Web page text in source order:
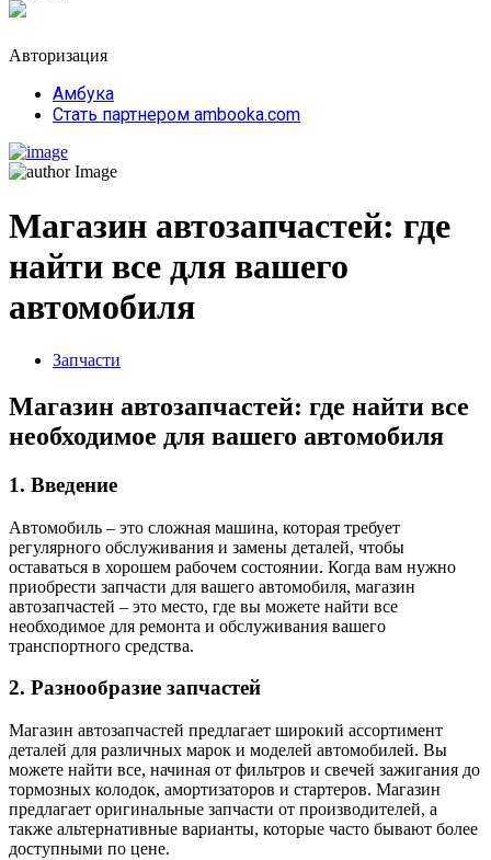
Авторизация
Амбука
Стать партнером ambooka.com
Магазин автозапчастей: где
найти все для вашего
автомобиля
Запчасти
Магазин автозапчастей: где найти все
необходимое для вашего автомобиля
1. Введение
Автомобиль – это сложная машина, которая требует
регулярного обслуживания и замены деталей, чтобы
оставаться в хорошем рабочем состоянии. Когда вам нужно
приобрести запчасти для вашего автомобиля, магазин
автозапчастей – это место, где вы можете найти все
необходимое для ремонта и обслуживания вашего
транспортного средства.
2. Разнообразие запчастей
Магазин автозапчастей предлагает широкий ассортимент
деталей для различных марок и моделей автомобилей. Вы
можете найти все, начиная от фильтров и свечей зажигания до
тормозных колодок, амортизаторов и стартеров. Магазин
предлагает оригинальные запчасти от производителей, а
также альтернативные варианты, которые часто бывают более
доступными по цене.